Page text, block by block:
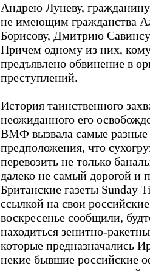
Андрею Луневу,
не имеющим гражданства
Борисову, Дмитрию
Причем одному из них,
предъявлено обвинение в
преступлений.
История таинственного
неожиданного его
ВМФ вызвала самые разные
предположения, что
перевозить не только
далеко не самый дорогой и
Британские газеты Sunday
ссылкой на свои
воскресенье сообщили,
находиться зенитно-
которые предназначались
некие бывшие российские